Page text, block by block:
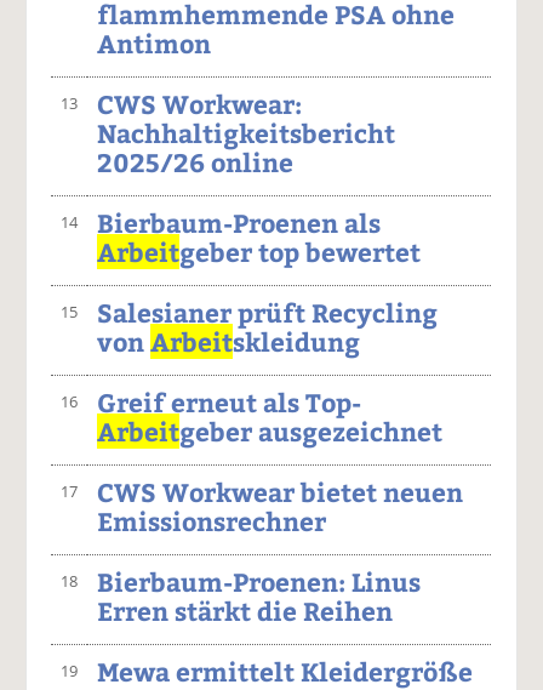
flammhemmende PSA ohne
Antimon
13
CWS Workwear:
Nachhaltigkeitsbericht
2025/26 online
14
Bierbaum-Proenen als
Arbeitgeber top bewertet
15
Salesianer prüft Recycling
vonArbeitskleidung
16
Greif erneut als Top-
Arbeitgeber ausgezeichnet
17
CWS Workwear bietet neuen
Emissionsrechner
18
Bierbaum-Proenen: Linus
Erren stärkt die Reihen
19
Mewa ermittelt Kleidergröße